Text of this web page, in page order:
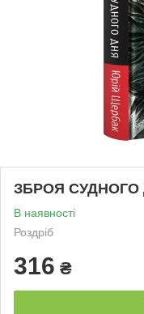
ЗБРОЯ СУДНОГО
В наявності
Роздріб
316 ₴